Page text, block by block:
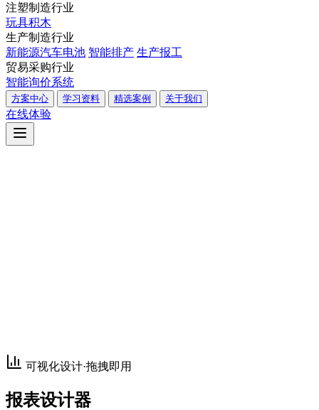
注塑制造行业
玩具积木
生产制造行业
新能源汽车电池 智能排产 生产报工
贸易采购行业
智能询价系统
方案中心 学习资料 精选案例 关于我们
在线体验
可视化设计·拖拽即用
报表设计器